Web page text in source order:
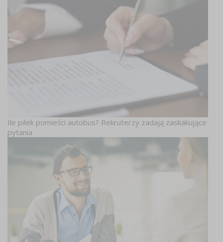
Ile piłek pomieści autobus? Rekruterzy zadają zaskakujące
pytania